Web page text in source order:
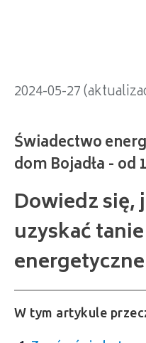
2024-05-27
Dowiedz się,
uzyskać
W tym artykule